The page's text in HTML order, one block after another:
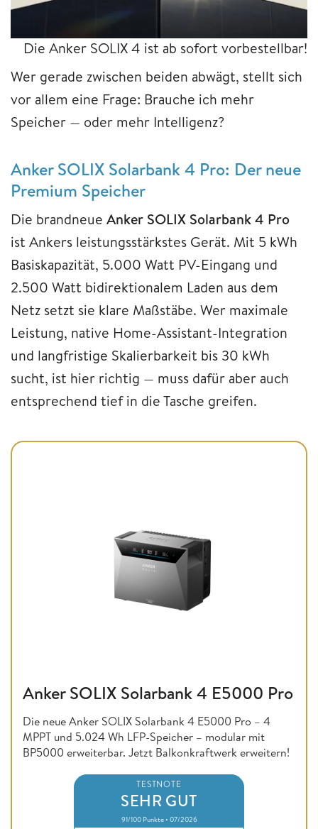
Die Anker SOLIX 4 ist ab sofort vorbestellbar!
Wer gerade zwischen beiden abwägt, stellt sich
vor allem eine Frage: Brauche ich mehr
Speicher — oder mehr Intelligenz?
Anker SOLIX Solarbank 4 Pro: Der neue
Premium Speicher
Die brandneue Anker SOLIX Solarbank 4 Pro
ist Ankers leistungsstärkstes Gerät. Mit 5 kWh
Basiskapazität, 5.000 Watt PV-Eingang und
2.500 Watt bidirektionalem Laden aus dem
Netz setzt sie klare Maßstäbe. Wer maximale
Leistung, native Home-Assistant-Integration
und langfristige Skalierbarkeit bis 30 kWh
sucht, ist hier richtig — muss dafür aber auch
entsprechend tief in die Tasche greifen.
Anker SOLIX Solarbank 4 E5000 Pro
Die neue Anker SOLIX Solarbank 4 E5000 Pro – 4
MPPT und 5.024 Wh LFP-Speicher – modular mit
BP5000 erweiterbar. Jetzt Balkonkraftwerk erweitern!
TESTNOTE
SEHR GUT
91/100 Punkte • 07/2026